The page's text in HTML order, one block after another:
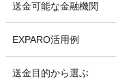
送金可能な金融機関
EXPARO活用例
送金目的から選ぶ